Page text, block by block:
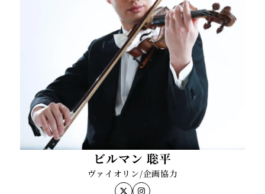
ストラや学生オーケストラ、吹奏楽団、合唱団を指揮
2016年度より2020年度まで、仙台ジュニアオーケス
トラ音楽監督を務める。
2024年に大阪交響楽団、九州交響楽団それぞれの主催
公演を指揮する。
ルファンタ ジーPIANO OPERA I / II / III、IV / V
/ VI、VII / VIII / IX」/「ファイナル ファンタジー
オーケストラアルバム」/「Distant Worlds music
from FINAL FANTASYコンサート」/「memoria!/
下村陽子25周年ベストアルバム」/Apple
Arcade「ファンタジアン」オーケストラピアニスト
として東京交響楽団、日本フィルハーモニーとの共
演、映画・TVコマーシャル音楽のピアノ演奏レコーデ
ィング、フィギュアスケートの 浅田真央選手がプログ
ラムに使用した「カプリース」、NHK朝の連続テレビ
小説「梅ちゃん先生」の演奏を担当。
ビルマン 聡平
ヴァイオリン/企画協力